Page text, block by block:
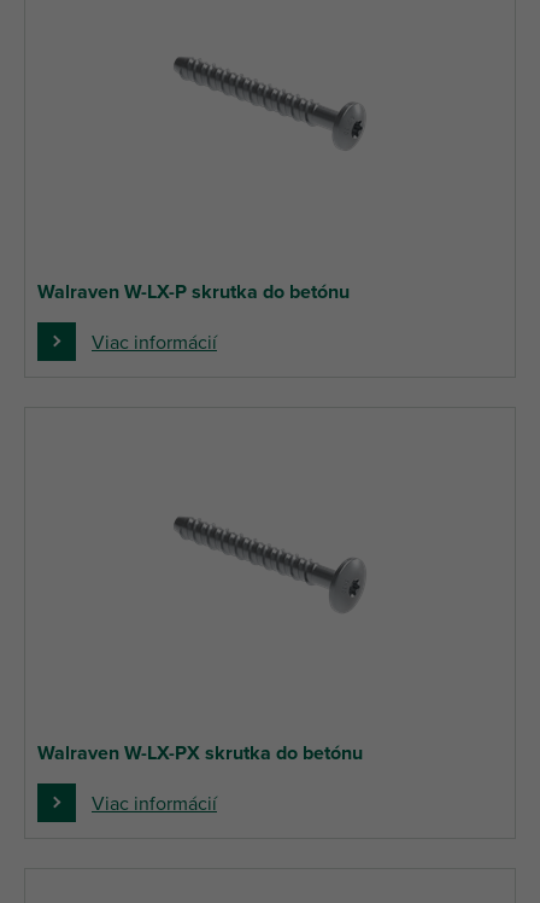
Walraven W-LX-P skrutka do betónu
Viac informácií
Walraven W-LX-PX skrutka do betónu
Viac informácií